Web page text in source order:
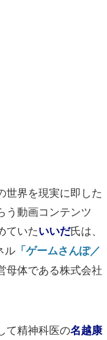
界を現実に即した
う動画コンテンツ
ていたいいだ氏は、
ル 「ゲームさんぽ／
母体である株式会社
て精神科医の名越康